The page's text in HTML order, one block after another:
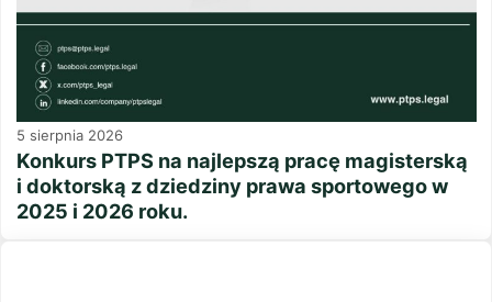
5 sierpnia 2026
Konkurs PTPS na najlepszą pracę magisterską
i doktorską z dziedziny prawa sportowego w
2025 i 2026 roku.